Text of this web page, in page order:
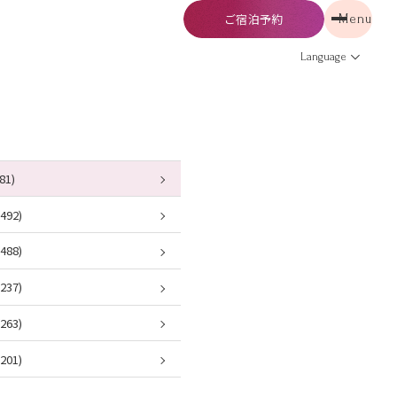
ご宿泊予約 Menu
Language